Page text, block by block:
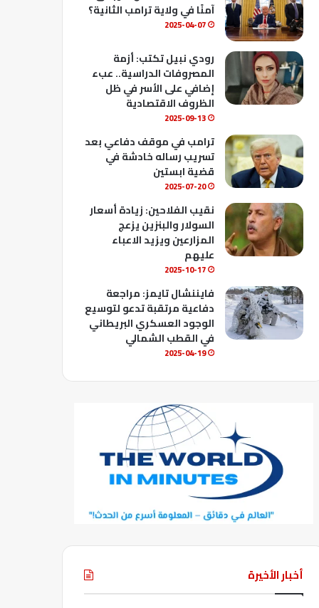
b
e
آمنًا في ولاية ترامب الثانية؟
2025-04-07
رودي نبيل تكتب: أزمة
المصروفات الدراسية.. عبء
إضافي على الأسر في ظل
الظروف الاقتصادية
2025-09-13
ترامب في موقف دفاعي بعد
تسريب رساله خادشة في
قضية ابستين
2025-07-20
نقيب الفلاحين: زيادة أسعار
السولار والبنزين يزعج
المزارعين ويزيد الاعباء
عليهم
2025-10-17
فايننشال تايمز: مراجعة
دفاعية مرتقبة تدعو لتوسيع
الوجود العسكري البريطاني
في القطب الشمالي
2025-04-19
أخبار الأخيرة